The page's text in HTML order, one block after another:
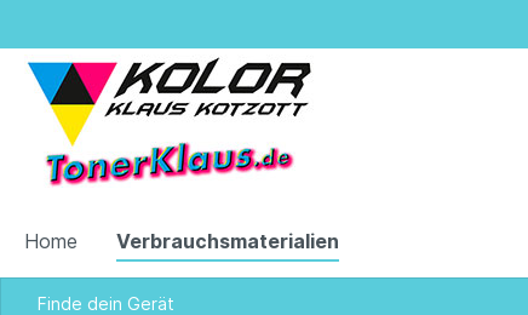
Home Verbrauchsmaterialien
Finde dein Gerät